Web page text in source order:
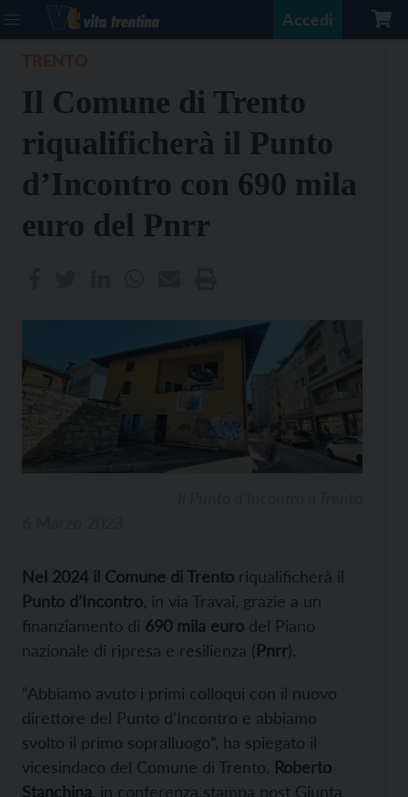
Accedi
Il Comune di Trento
riqualificherà il Punto
d’Incontro con 690 mila
euro del Pnrr
Nel 2024 il Comune di Trento riqualificherà il
Punto d’Incontro , in via Travai, grazie a un
finanziamento di 690 mila euro del Piano
nazionale di ripresa e resilienza (Pnrr).
“Abbiamo avuto i primi colloqui con il nuovo
direttore del Punto d’Incontro e abbiamo
svolto il primo sopralluogo”, ha spiegato il
vicesindaco del Comune di Trento, Roberto
Stanchina , in conferenza stampa post Giunta